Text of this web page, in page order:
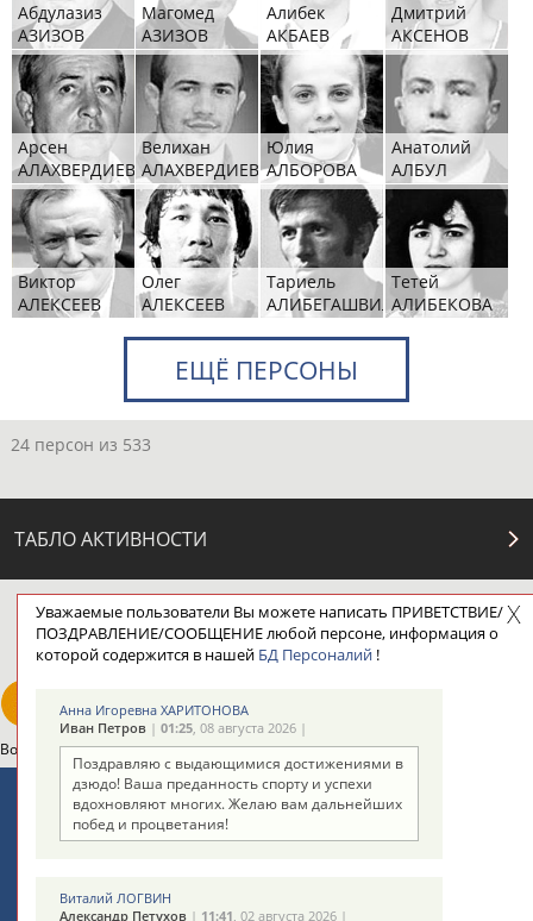
Абдулазиз
АЗИЗОВ
Магомед
АЗИЗОВ
Алибек
АКБАЕВ
Дмитрий
АКСЕНОВ
Арсен
АЛАХВЕРДИЕВ
Велихан
АЛАХВЕРДИЕВ
Юлия
АЛБОРОВА
Анатолий
АЛБУЛ
Виктор
АЛЕКСЕЕВ
Олег
АЛЕКСЕЕВ
Тариель
АЛИБЕГАШВИЛИ
Тетей
АЛИБЕКОВА
24 персон из 533
ЕЩЁ ПЕРСОНЫ
ТАБЛО АКТИВНОСТИ
ЦЕЛИ ПРОЕКТА КОНТАКТЫ НАШИ КНОПКИ РЕКЛАМА
Вопросы сотрудничества и совместной деятельностиinform@infosport.ru
Разработка и поддержка ООО НАИТ «Стадион»
Адресов в новостной рассылке: 997
Подпишись
Уважаемые пользователи Вы можете написать ПРИВЕТСТВИЕ/
ПОЗДРАВЛЕНИЕ/СООБЩЕНИЕ любой персоне, информация о
которой содержится в нашей БД Персоналий!
Анна Игоревна ХАРИТОНОВА
Иван Петров| 01:25, 08 августа 2026 |
Поздравляю с выдающимися достижениями в
дзюдо! Ваша преданность спорту и успехи
вдохновляют многих. Желаю вам дальнейших
побед и процветания!
Виталий ЛОГВИН
Александр Петухов| 11:41, 02 августа 2026 |